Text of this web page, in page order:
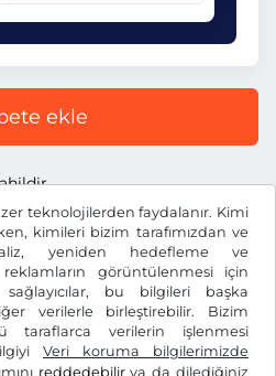
teknolojilerden faydalanır. Kimi
kimileri bizim tarafımızdan ve
yeniden hedefleme ve
görüntülenmesi için
bu bilgileri başka
verilerle birleştirebilir. Bizim
taraflarca verilerin işlenmesi
Veri koruma bilgilerimizde
reddedebilirya da dilediğiniz
ekle